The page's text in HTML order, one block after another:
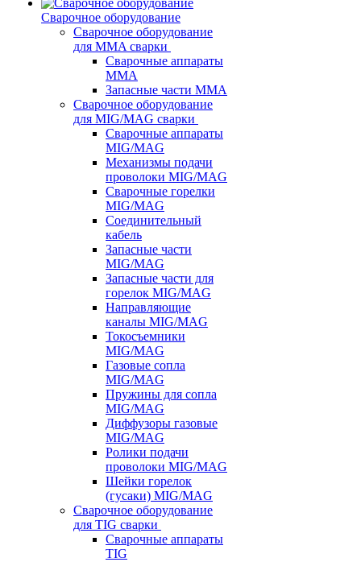
Сварочное оборудование
Сварочное оборудование
для MMA сварки
Сварочные аппараты
MMA
Запасные части MMA
Сварочное оборудование
для MIG/MAG сварки
Сварочные аппараты
MIG/MAG
Механизмы подачи
проволоки MIG/MAG
Сварочные горелки
MIG/MAG
Соединительный
кабель
Запасные части
MIG/MAG
Запасные части для
горелок MIG/MAG
Направляющие
каналы MIG/MAG
Токосъемники
MIG/MAG
Газовые сопла
MIG/MAG
Пружины для сопла
MIG/MAG
Диффузоры газовые
MIG/MAG
Ролики подачи
проволоки MIG/MAG
Шейки горелок
(гусаки) MIG/MAG
Сварочное оборудование
для TIG сварки
Сварочные аппараты
TIG